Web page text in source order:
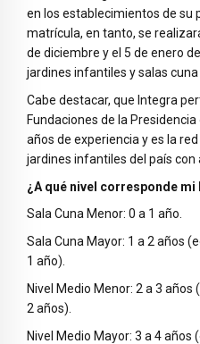
en los establecimientos de su
matrícula, en tanto, se
de diciembre y el 5 de enero
jardines infantiles y salas cuna
Cabe destacar, que Integra
Fundaciones de la
años de experiencia y es la
jardines infantiles del país con
¿A qué nivel corresponde mi
Sala Cuna Menor: 0 a 1 año.
Sala Cuna Mayor: 1 a 2 años
1 año).
Nivel Medio Menor: 2 a 3
2 años).
Nivel Medio Mayor: 3 a 4